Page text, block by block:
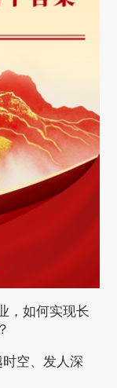
，如何实现长
空、发人深